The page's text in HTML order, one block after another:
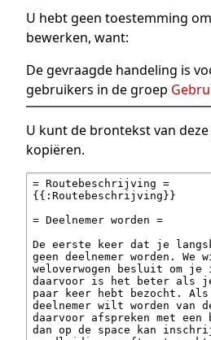
U hebt geen toestemming
bewerken, want:
De gevraagde handeling is
gebruikers in de groep
U kunt de brontekst van
kopiëren.